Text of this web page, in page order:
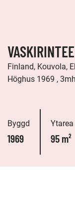
Finland, Kouvola,
Höghus 1969 ,
Byggd
1969
Ytarea
95 m²